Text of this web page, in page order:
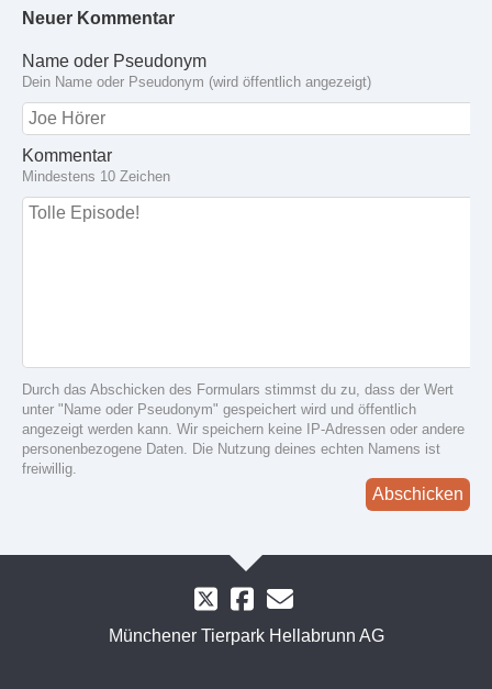
Neuer Kommentar
Name oder Pseudonym
Dein Name oder Pseudonym (wird öffentlich angezeigt)
Kommentar
Mindestens 10 Zeichen
Durch das Abschicken des Formulars stimmst du zu, dass der Wert
unter "Name oder Pseudonym" gespeichert wird und öffentlich
angezeigt werden kann. Wir speichern keine IP-Adressen oder andere
personenbezogene Daten. Die Nutzung deines echten Namens ist
freiwillig.
Abschicken
Münchener Tierpark Hellabrunn AG